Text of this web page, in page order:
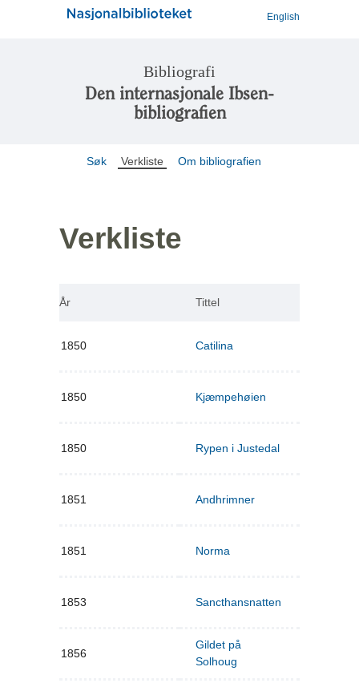
English
Bibliografi
Den internasjonale Ibsen-
bibliografien
Søk Verkliste Om bibliografien
Verkliste
År Tittel
1850 Catilina
1850 Kjæmpehøien
1850 Rypen i Justedal
1851 Andhrimner
1851 Norma
1853 Sancthansnatten
1856
Gildet på
Solhoug